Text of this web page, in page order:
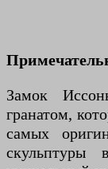
Замок
гранатом,
самых